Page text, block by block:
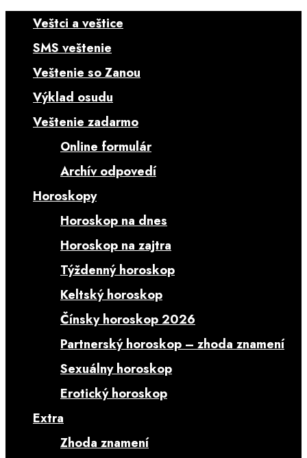
Veštci a veštice
SMS veštenie
Veštenie so Zanou
Výklad osudu
Veštenie zadarmo
Online formulár
Archív odpovedí
Horoskopy
Horoskop na dnes
Horoskop na zajtra
Týždenný horoskop
Keltský horoskop
Čínsky horoskop 2026
Partnerský horoskop – zhoda znamení
Sexuálny horoskop
Erotický horoskop
Extra
Zhoda znamení